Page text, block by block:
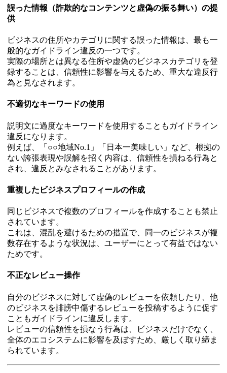
誤った情報（詐欺的なコンテンツと虚偽の振る舞い）の提
供
ビジネスの住所やカテゴリに関する誤った情報は、最も一
般的なガイドライン違反の一つです。
実際の場所とは異なる住所や虚偽のビジネスカテゴリを登
録することは、信頼性に影響を与えるため、重大な違反行
為と見なされます。
不適切なキーワードの使用
説明文に過度なキーワードを使用することもガイドライン
違反になります。
例えば、「○○地域No.1」「日本一美味しい」など、根拠の
ない誇張表現や誤解を招く内容は、信頼性を損ねる行為と
され、違反とみなされることがあります。
重複したビジネスプロフィールの作成
同じビジネスで複数のプロフィールを作成することも禁止
されています。
これは、混乱を避けるための措置で、同一のビジネスが複
数存在するような状況は、ユーザーにとって有益ではない
ためです。
不正なレビュー操作
自分のビジネスに対して虚偽のレビューを依頼したり、他
のビジネスを誹謗中傷するレビューを投稿するように促す
こともガイドラインに違反します。
レビューの信頼性を損なう行為は、ビジネスだけでなく、
全体のエコシステムに影響を及ぼすため、厳しく取り締ま
られています。